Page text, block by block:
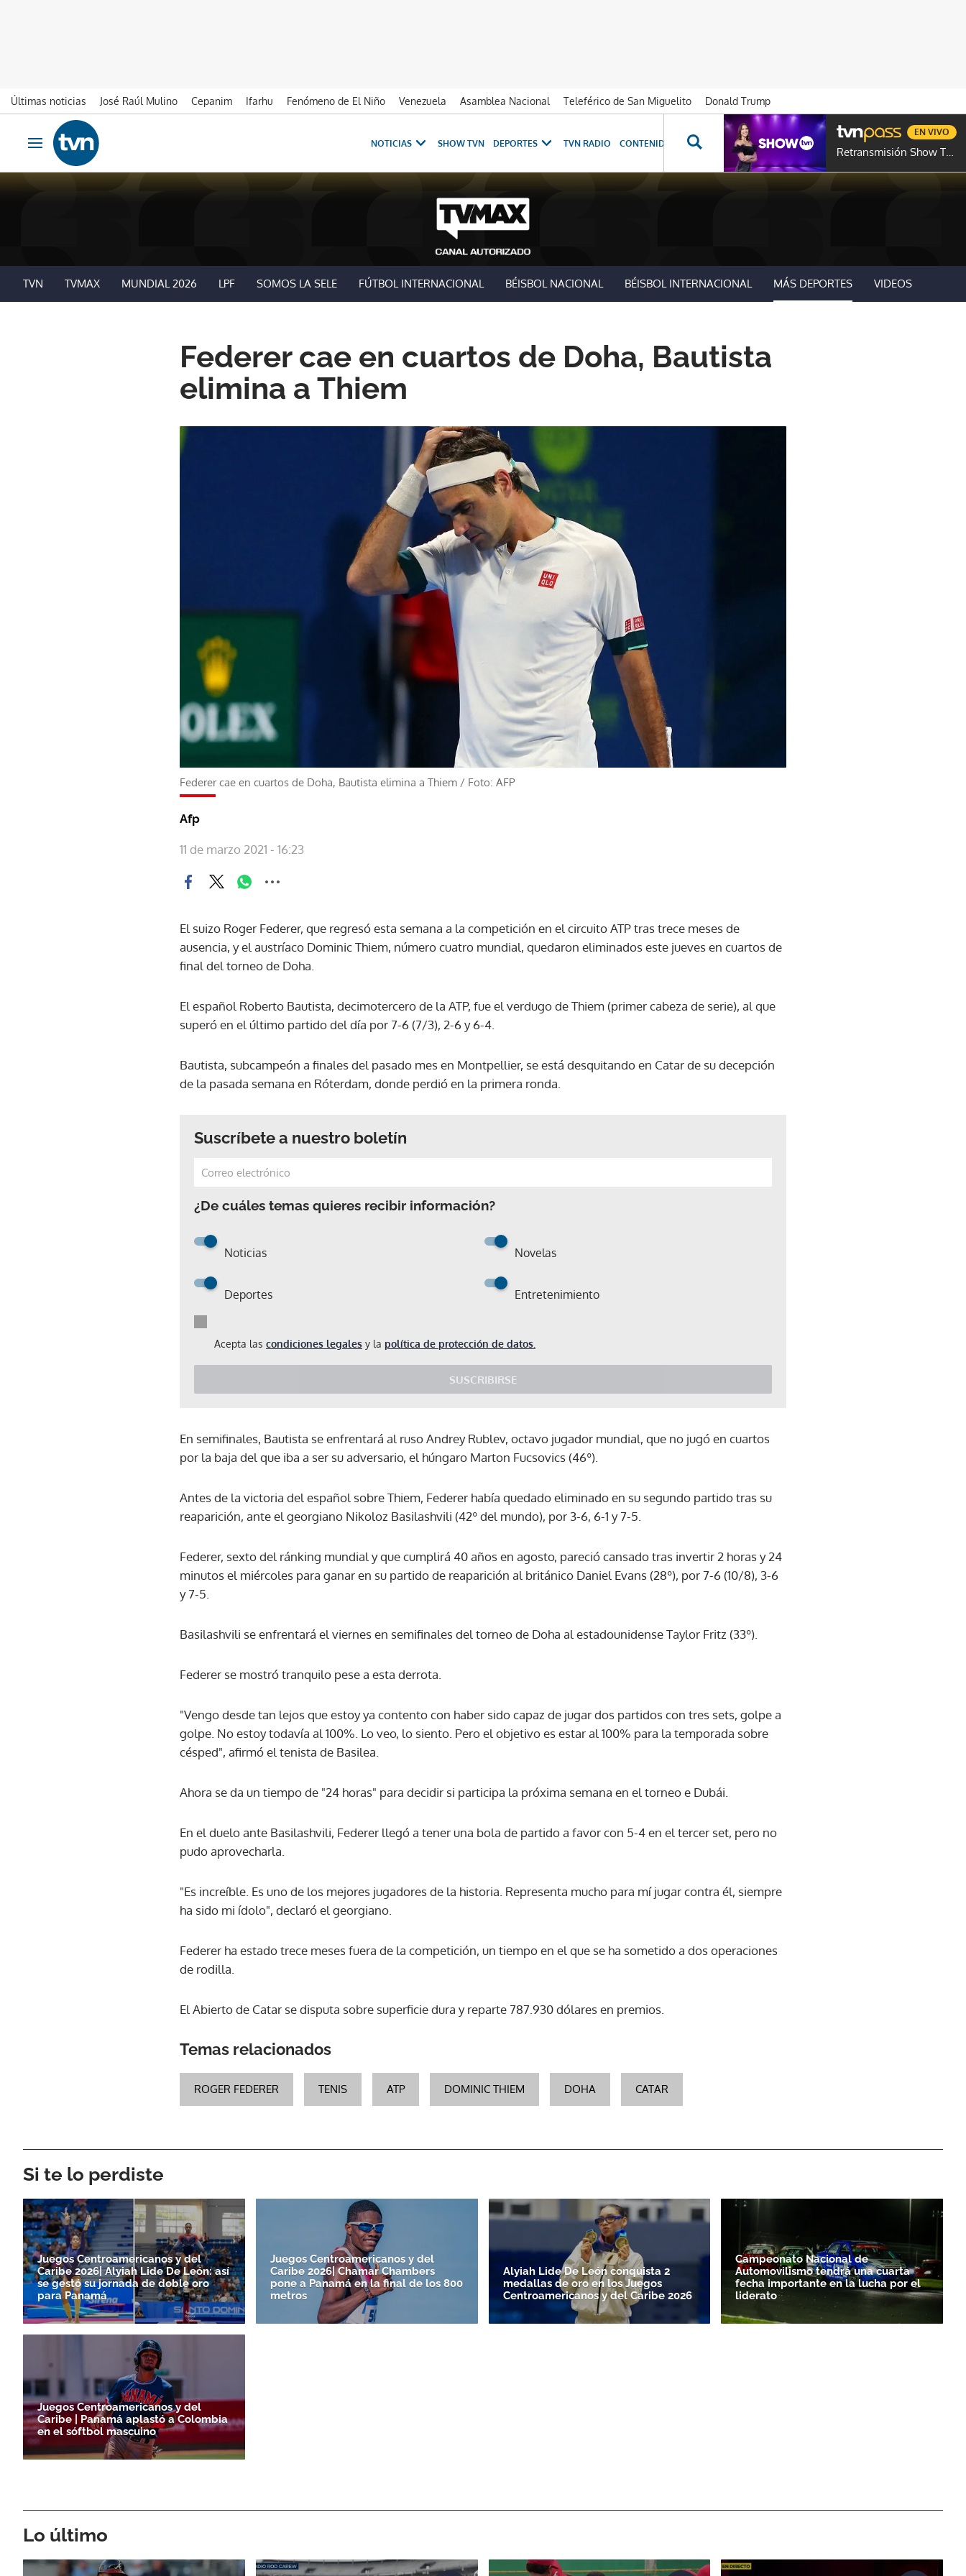
Últimas noticias José Raúl Mulino Cepanim Ifarhu Fenómeno de El Niño Venezuela Asamblea Nacional Teleférico de San Miguelito
Donald Trump
Ir al contenido
Obrir navegació
NOTICIAS SHOW TVN DEPORTES TVN RADIO CONTENIDOS ESPECIALES NOVELAS PROGRAMAS GENTE TVN
Retransmisión Show TVN
EN VIVO
TVN TVMAX MUNDIAL 2026 LPF SOMOS LA SELE FÚTBOL INTERNACIONAL BÉISBOL NACIONAL BÉISBOL INTERNACIONAL MÁS DEPORTES VIDEOS
Federer cae en cuartos de Doha, Bautista
elimina a Thiem
Federer cae en cuartos de Doha, Bautista elimina a Thiem / Foto: AFP
Afp
11 de marzo 2021 - 16:23
El suizo Roger Federer, que regresó esta semana a la competición en el circuito ATP tras trece meses de
ausencia, y el austríaco Dominic Thiem, número cuatro mundial, quedaron eliminados este jueves en cuartos de
final del torneo de Doha.
El español Roberto Bautista, decimotercero de la ATP, fue el verdugo de Thiem (primer cabeza de serie), al que
superó en el último partido del día por 7-6 (7/3), 2-6 y 6-4.
Bautista, subcampeón a finales del pasado mes en Montpellier, se está desquitando en Catar de su decepción
de la pasada semana en Róterdam, donde perdió en la primera ronda.
Suscríbete a nuestro boletín
¿De cuáles temas quieres recibir información?
Noticias Novelas
Deportes Entretenimiento
Acepta las condiciones legales y la política de protección de datos.
SUSCRIBIRSE
En semifinales, Bautista se enfrentará al ruso Andrey Rublev, octavo jugador mundial, que no jugó en cuartos
por la baja del que iba a ser su adversario, el húngaro Marton Fucsovics (46º).
Antes de la victoria del español sobre Thiem, Federer había quedado eliminado en su segundo partido tras su
reaparición, ante el georgiano Nikoloz Basilashvili (42º del mundo), por 3-6, 6-1 y 7-5.
Federer, sexto del ránking mundial y que cumplirá 40 años en agosto, pareció cansado tras invertir 2 horas y 24
minutos el miércoles para ganar en su partido de reaparición al británico Daniel Evans (28º), por 7-6 (10/8), 3-6
y 7-5.
Basilashvili se enfrentará el viernes en semifinales del torneo de Doha al estadounidense Taylor Fritz (33º).
Federer se mostró tranquilo pese a esta derrota.
"Vengo desde tan lejos que estoy ya contento con haber sido capaz de jugar dos partidos con tres sets, golpe a
golpe. No estoy todavía al 100%. Lo veo, lo siento. Pero el objetivo es estar al 100% para la temporada sobre
césped", afirmó el tenista de Basilea.
Ahora se da un tiempo de "24 horas" para decidir si participa la próxima semana en el torneo e Dubái.
En el duelo ante Basilashvili, Federer llegó a tener una bola de partido a favor con 5-4 en el tercer set, pero no
pudo aprovecharla.
"Es increíble. Es uno de los mejores jugadores de la historia. Representa mucho para mí jugar contra él, siempre
ha sido mi ídolo", declaró el georgiano.
Federer ha estado trece meses fuera de la competición, un tiempo en el que se ha sometido a dos operaciones
de rodilla.
El Abierto de Catar se disputa sobre superficie dura y reparte 787.930 dólares en premios.
Temas relacionados
ROGER FEDERER TENIS ATP DOMINIC THIEM DOHA CATAR
Si te lo perdiste
Juegos Centroamericanos y del
Caribe 2026| Alyiah Lide De León: así
se gestó su jornada de doble oro
para Panamá
Juegos Centroamericanos y del
Caribe 2026| Chamar Chambers
pone a Panamá en la final de los 800
metros
Alyiah Lide De León conquista 2
medallas de oro en los Juegos
Centroamericanos y del Caribe 2026
Campeonato Nacional de
Automovilismo tendrá una cuarta
fecha importante en la lucha por el
liderato
Juegos Centroamericanos y del
Caribe | Panamá aplastó a Colombia
en el sóftbol mascuino
Lo último